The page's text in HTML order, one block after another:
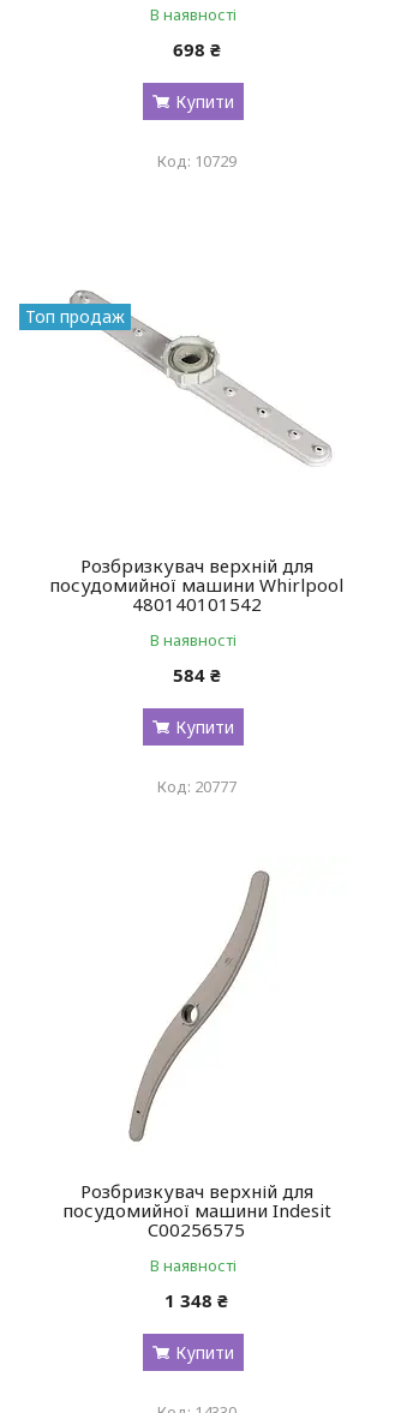
В наявності
698 ₴
Купити
10729
Топ продаж
Розбризкувач верхній для
посудомийної машини Whirlpool
480140101542
В наявності
584 ₴
Купити
20777
Розбризкувач верхній для
посудомийної машини Indesit
C00256575
В наявності
1 348 ₴
Купити